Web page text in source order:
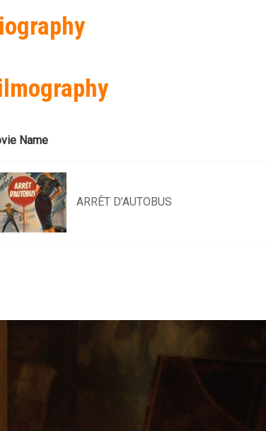
Name
ARRÊT D’AUTOBUS